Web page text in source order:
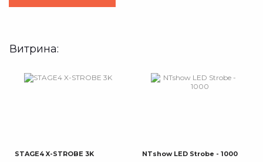
Витрина:
STAGE4 X-STROBE 3K NTshow LED Strobe - 1000